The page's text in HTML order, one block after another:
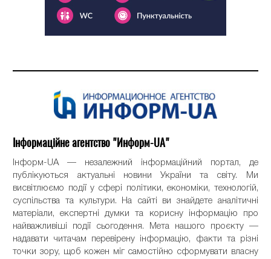
Інформаційне агентство "Информ-UA"
Інформ-UA — незалежний інформаційний портал, де
публікуються актуальні новини України та світу. Ми
висвітлюємо події у сфері політики, економіки, технологій,
суспільства та культури. На сайті ви знайдете аналітичні
матеріали, експертні думки та корисну інформацію про
найважливіші події сьогодення. Мета нашого проєкту —
надавати читачам перевірену інформацію, факти та різні
точки зору, щоб кожен міг самостійно сформувати власну